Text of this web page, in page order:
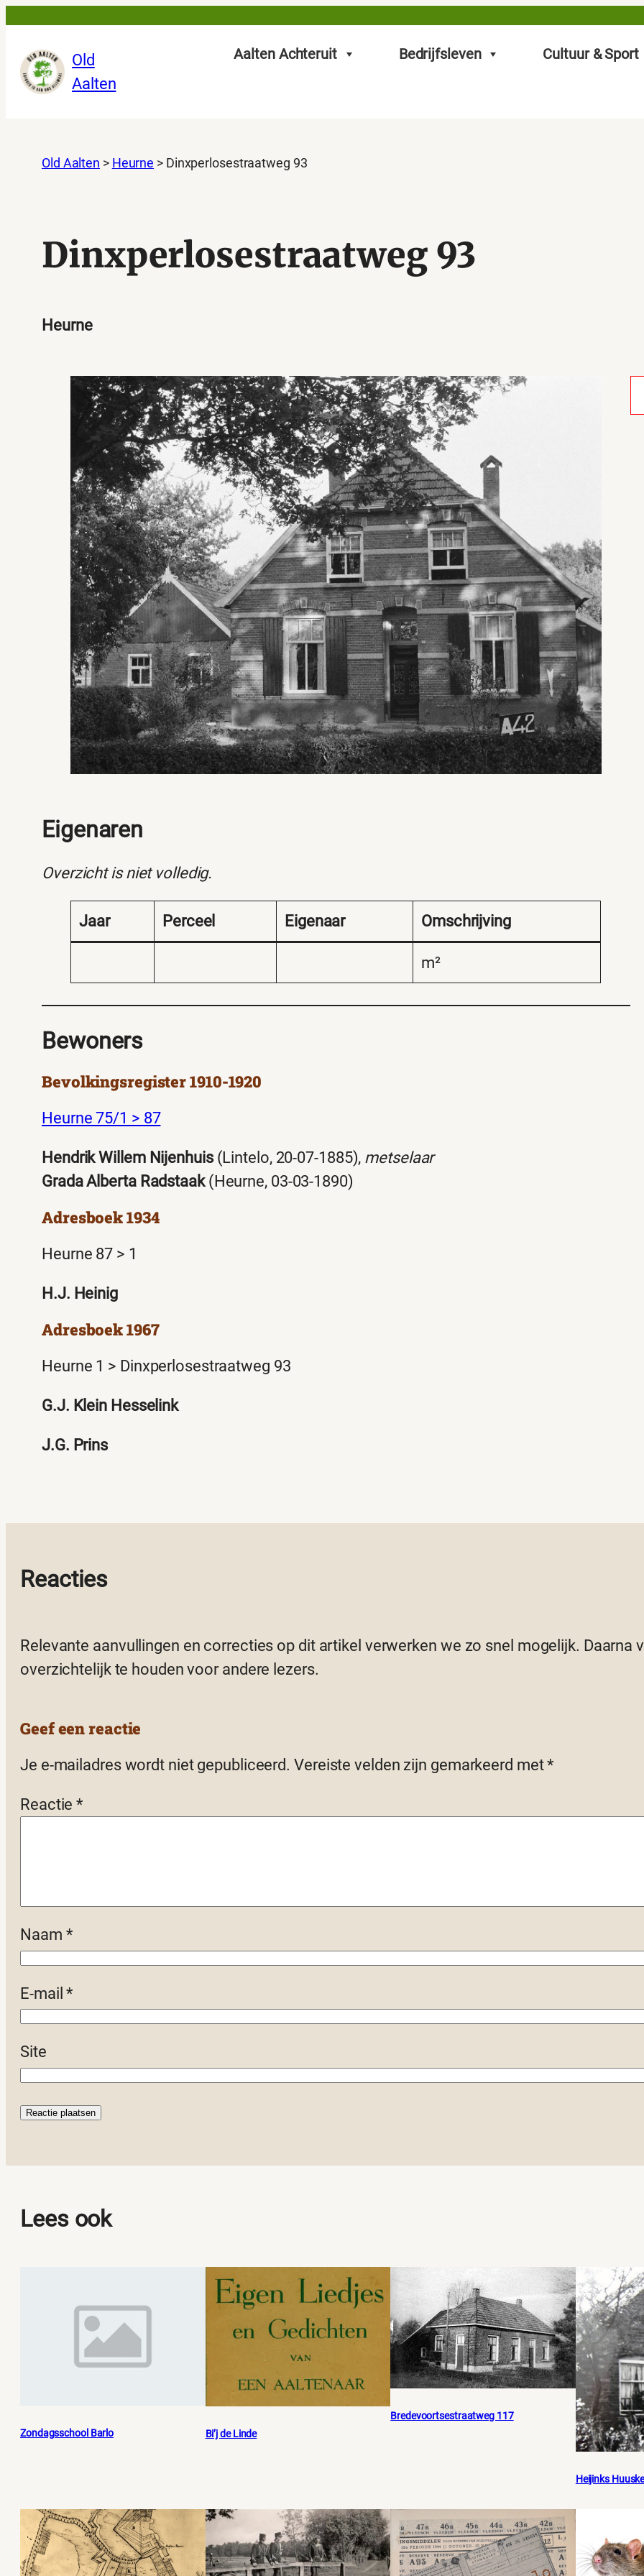
Old
Aalten
Aalten Achteruit Bedrijfsleven Cultuur & Sport
Old Aalten > Heurne > Dinxperlosestraatweg 93
Dinxperlosestraatweg 93
Heurne
Eigenaren
Overzicht is niet volledig.
Jaar Perceel Eigenaar Omschrijving
m²
Bewoners
Bevolkingsregister 1910-1920
Heurne 75/1 > 87
Hendrik Willem Nijenhuis(Lintelo, 20-07-1885), metselaar
Grada Alberta Radstaak(Heurne, 03-03-1890)
Adresboek 1934
Heurne 87 > 1
H.J. Heinig
Adresboek 1967
Heurne 1 > Dinxperlosestraatweg 93
G.J. Klein Hesselink
J.G. Prins
Reacties
Relevante aanvullingen en correcties op dit artikel verwerken we zo snel mogelijk. Daarna
overzichtelijk te houden voor andere lezers.
Geef een reactie
Je e-mailadres wordt niet gepubliceerd. Vereiste velden zijn gemarkeerd met*
Reactie*
Naam *
E-mail*
Site
Lees ook
Zondagsschool Barlo Bi’j de Linde
Bredevoortsestraatweg 117
Heijinks